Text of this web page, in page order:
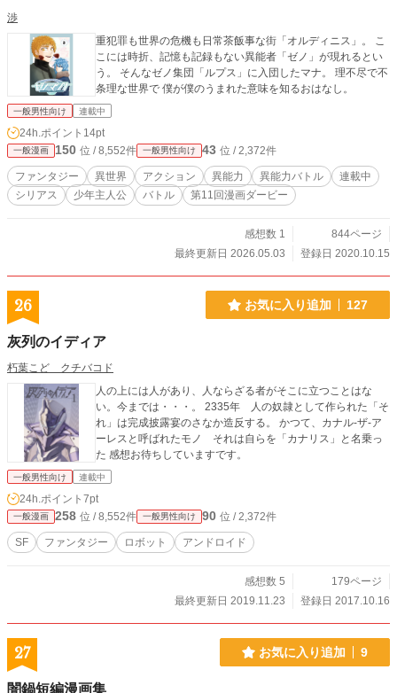
渉
重犯罪も世界の危機も日常茶飯事な街「オルディニス」。 こ
こには時折、記憶も記録もない異能者「ゼノ」が現れるとい
う。 そんなゼノ集団「ルプス」に入団したマナ。 理不尽で不
条理な世界で 僕が僕のうまれた意味を知るおはなし。
一般男性向け 連載中
24h.ポイント 14pt
一般漫画 150 位 / 8,552件 一般男性向け 43 位 / 2,372件
ファンタジー 異世界 アクション 異能力 異能力バトル
連載中
シリアス
少年主人公 バトル 第11回漫画ダービー
感想数 1
844ページ
最終更新日 2026.05.03
登録日 2020.10.15
26 お気に入り追加 127
灰列のイディア
朽葉こど クチバコド
人の上には人があり、人ならざる者がそこに立つことはな
い。今までは・・・。 2335年 人の奴隷として作られた「そ
れ」は完成披露宴のさなか造反する。 かつて、カナル-ザ-ア
ーレスと呼ばれたモノ それは自らを「カナリス」と名乗っ
た 感想お待ちしていますです。
一般男性向け 連載中
24h.ポイント 7pt
一般漫画 258 位 / 8,552件 一般男性向け 90 位 / 2,372件
SF ファンタジー ロボット アンドロイド
感想数 5
179ページ
最終更新日 2019.11.23
登録日 2017.10.16
27 お気に入り追加 9
闇鍋短編漫画集